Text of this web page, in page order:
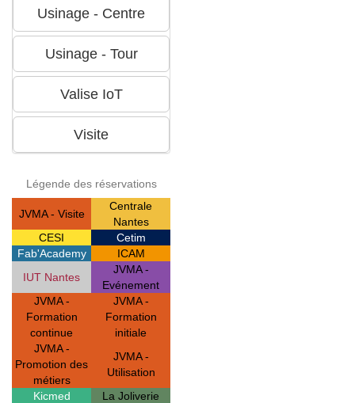
Légende des réservations
JVMA - Visite
Centrale
Nantes
CESI
Cetim
Fab'Academy
ICAM
IUT Nantes
JVMA -
Evénement
JVMA -
Formation
continue
JVMA -
Formation
initiale
JVMA -
Promotion des
métiers
JVMA -
Utilisation
Kicmed
La Joliverie